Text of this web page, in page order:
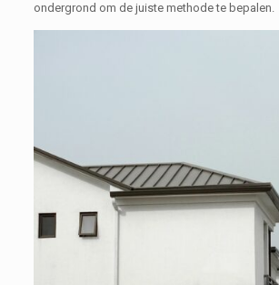
ondergrond om de juiste methode te bepalen.